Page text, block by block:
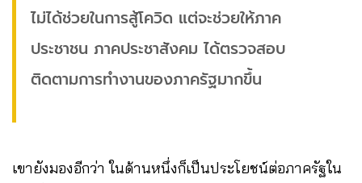
ไม่ได้ช่วยในการสู้โควิด แต่จะช่วยให้ภาค
ประชาชน ภาคประชาสังคม ได้ตรวจสอบ
ติดตามการทำงานของภาครัฐมากขึ้น
เขายังมองอีกว่า ในด้านหนึ่งก็เป็นประโยชน์ต่อภาครัฐใน